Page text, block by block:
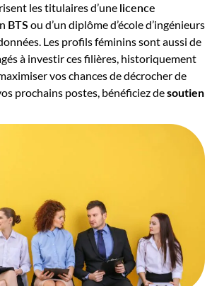
les titulaires d’une licence
BTS ou d’un diplôme d’école d’ingénieurs
Les profils féminins sont aussi de
à investir ces filières, historiquement
vos chances de décrocher de
prochains postes, bénéficiez desoutien